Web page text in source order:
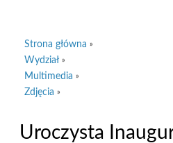
Strona główna »
Wydział »
Multimedia »
Zdjęcia »
Uroczysta